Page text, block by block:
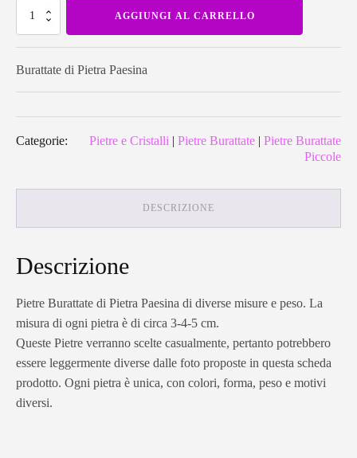
Burattate
Pietra
Paesina
AGGIUNGI AL CARRELLO
Burattate di Pietra Paesina
Categorie: Pietre e Cristalli | Pietre Burattate | Pietre Burattate
Piccole
DESCRIZIONE
Descrizione
Pietre Burattate di Pietra Paesina di diverse misure e peso. La
misura di ogni pietra è di circa 3-4-5 cm.
Queste Pietre verranno scelte casualmente, pertanto potrebbero
essere leggermente diverse dalle foto proposte in questa scheda
prodotto. Ogni pietra è unica, con colori, forma, peso e motivi
diversi.